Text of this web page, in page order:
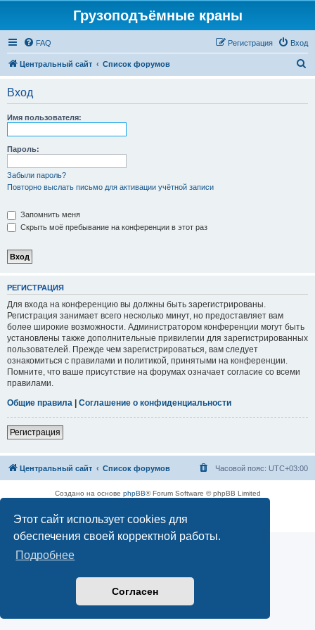
Этот сайт использует cookies для
обеспечения своей корректной работы.
Подробнее
Согласен
Грузоподъёмные краны
FAQ Вход
Регистрация
Центральный сайт Список форумов
Вход
Имя пользователя:
Пароль:
Забыли пароль?
Повторно выслать письмо для активации учётной записи
Запомнить меня
Скрыть моё пребывание на конференции в этот раз
РЕГИСТРАЦИЯ
Для входа на конференцию вы должны быть зарегистрированы.
Регистрация занимает всего несколько минут, но предоставляет вам
более широкие возможности. Администратором конференции могут быть
установлены также дополнительные привилегии для зарегистрированных
пользователей. Прежде чем зарегистрироваться, вам следует
ознакомиться с правилами и политикой, принятыми на конференции.
Помните, что ваше присутствие на форумах означает согласие со всеми
правилами.
Общие правила | Соглашение о конфиденциальности
Регистрация
Центральный сайт Список форумов Часовой пояс: UTC+03:00
Создано на основе phpBB® Forum Software © phpBB Limited
Конфиденциальность|Правила